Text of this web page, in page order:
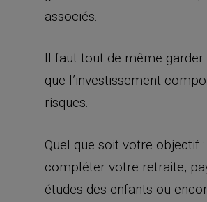
associés.
Il faut tout de même garder
que l’investissement
risques.
Quel que soit votre objectif :
compléter votre retraite,
études des enfants ou